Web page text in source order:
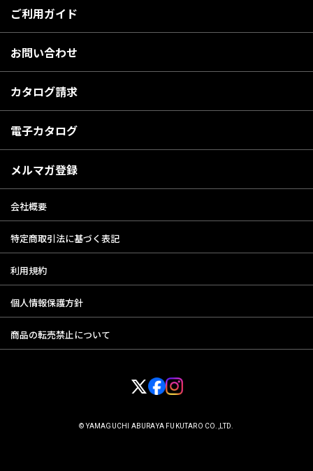
ご利用ガイド
お問い合わせ
カタログ請求
電子カタログ
メルマガ登録
会社概要
特定商取引法に基づく表記
利用規約
個人情報保護方針
商品の転売禁止について
© YAMAGUCHI ABURAYA FUKUTARO CO.,LTD.